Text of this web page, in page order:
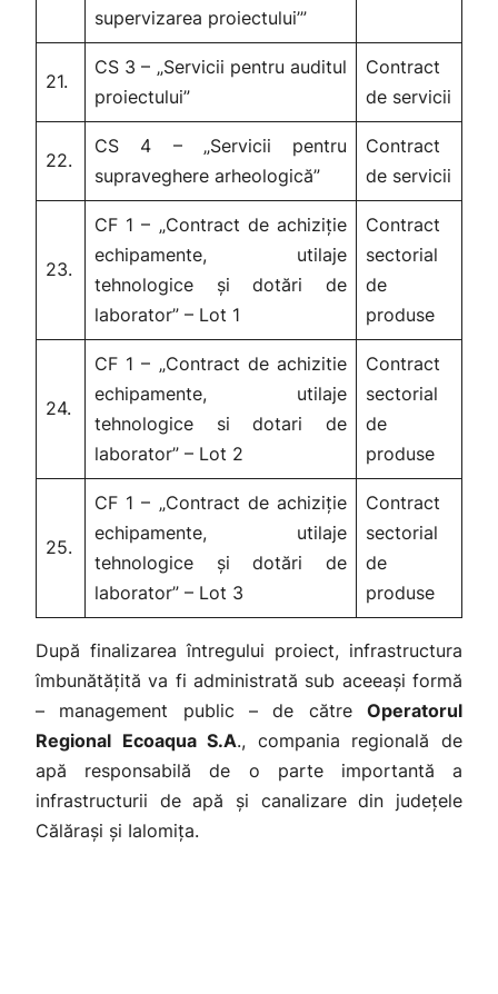
supervizarea proiectului’”
21.
CS 3 – „Servicii pentru auditul
proiectului”
Contract
de servicii
22.
CS 4 – „Servicii pentru
supraveghere arheologică”
Contract
de servicii
23.
CF 1 – „Contract de achiziție
echipamente, utilaje
tehnologice și dotări de
laborator” – Lot 1
Contract
sectorial
de
produse
24.
CF 1 – „Contract de achizitie
echipamente, utilaje
tehnologice si dotari de
laborator” – Lot 2
Contract
sectorial
de
produse
25.
CF 1 – „Contract de achiziție
echipamente, utilaje
tehnologice și dotări de
laborator” – Lot 3
Contract
sectorial
de
produse
După finalizarea întregului proiect, infrastructura
îmbunătățită va fi administrată sub aceeași formă
– management public – de către Operatorul
Regional Ecoaqua S.A., compania regională de
apă responsabilă de o parte importantă a
infrastructurii de apă și canalizare din județele
Călărași și Ialomița.